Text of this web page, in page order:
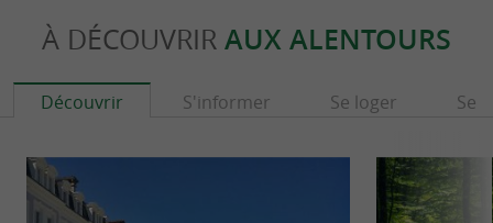
À DÉCOUVRIR AUX ALENTOURS
Découvrir S'informer Se loger Se